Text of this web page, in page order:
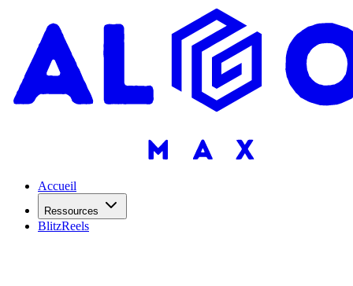
Accueil
Ressources
BlitzReels